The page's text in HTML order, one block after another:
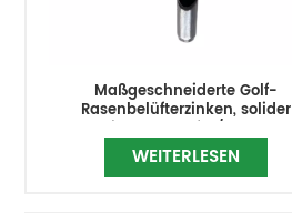
Maßgeschneiderte Golf-
Rasenbelüfterzinken, solider
Seitenauswurf, 3/4MTx6L
WEITERLESEN